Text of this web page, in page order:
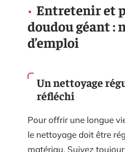
Entretenir et
doudou géant :
d’emploi
Un nettoyage
réfléchi
Pour offrir une longue
le nettoyage doit être
matériau. Suivez